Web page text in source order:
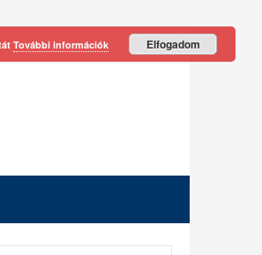
További információk Elfogadom